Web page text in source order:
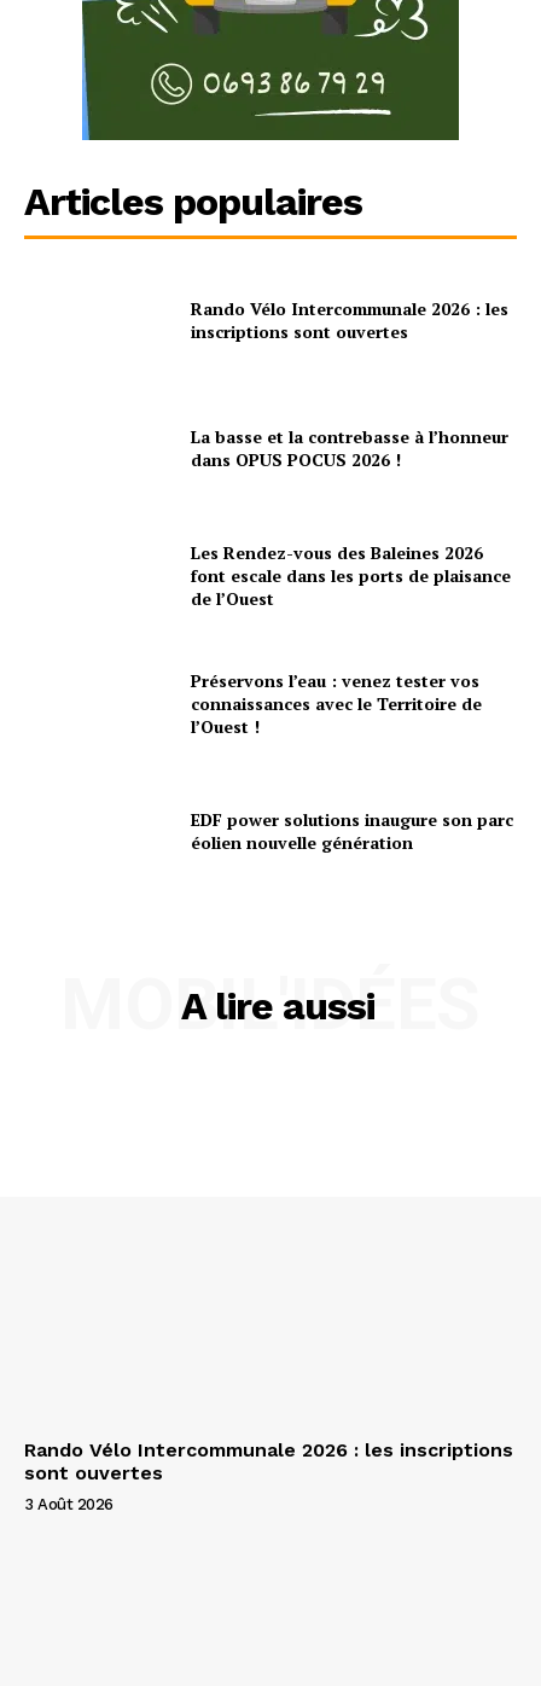
Articles populaires
Rando Vélo Intercommunale 2026 : les
inscriptions sont ouvertes
La basse et la contrebasse à l’honneur
dans OPUS POCUS 2026 !
Les Rendez-vous des Baleines 2026
font escale dans les ports de plaisance
de l’Ouest
Préservons l’eau : venez tester vos
connaissances avec le Territoire de
l’Ouest !
EDF power solutions inaugure son parc
éolien nouvelle génération
A lire aussi
MOBIL'IDÉES
Rando Vélo Intercommunale 2026 : les inscriptions
sont ouvertes
3 Août 2026